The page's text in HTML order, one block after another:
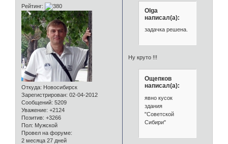
Рейтинг:
Откуда: Новосибирск
Зарегистрирован: 02-04-2012
Сообщений: 5209
Уважение: +2124
Позитив: +3266
Пол: Мужской
Провел на форуме:
2 месяца 27 дней
Olga
написал(а):
задачка решена.
Ну круто !!!
Ощепков
написал(а):
явно кусок
здания
"Советской
Сибири"